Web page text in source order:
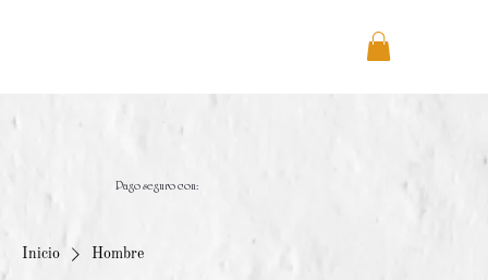
Inicio Hombre
Pago seguro con: